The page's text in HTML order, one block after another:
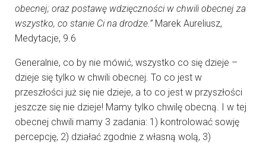
obecnej; oraz postawę wdzięczności w chwili obecnej za
wszystko, co stanie Ci na drodze.”Marek Aureliusz,
Medytacje, 9.6
Generalnie, co by nie mówić, wszystko co się dzieje –
dzieje się tylko w chwili obecnej. To co jest w
przeszłości już się nie dzieje, a to co jest w przyszłości
jeszcze się nie dzieje! Mamy tylko chwilę obecną. I w tej
obecnej chwili mamy 3 zadania: 1) kontrolować sowję
percepcję, 2) działać zgodnie z własną wolą, 3)